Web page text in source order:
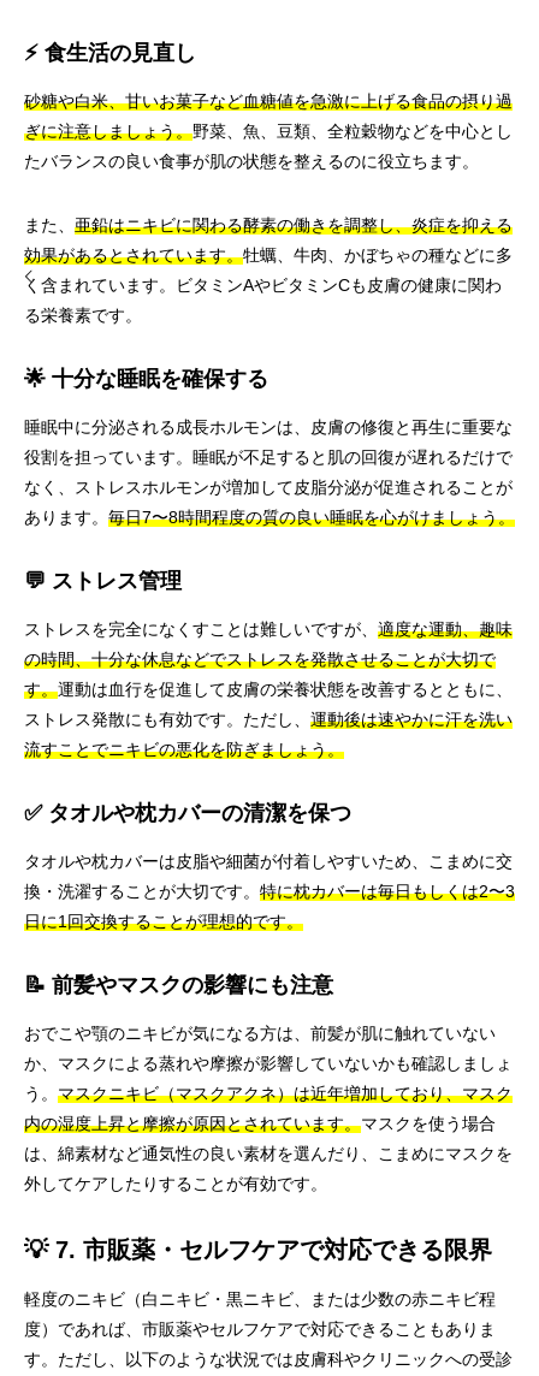
⚡ 食生活の見直し
砂糖や白米、甘いお菓子など血糖値を急激に上げる食品の摂り過
ぎに注意しましょう。野菜、魚、豆類、全粒穀物などを中心とし
たバランスの良い食事が肌の状態を整えるのに役立ちます。
また、 亜鉛はニキビに関わる酵素の働きを調整し、炎症を抑える
効果があるとされています。牡蠣、牛肉、かぼちゃの種などに多
く含まれています。ビタミンAやビタミンCも皮膚の健康に関わ
る栄養素です。
🌟 十分な睡眠を確保する
睡眠中に分泌される成長ホルモンは、皮膚の修復と再生に重要な
役割を担っています。睡眠が不足すると肌の回復が遅れるだけで
なく、ストレスホルモンが増加して皮脂分泌が促進されることが
あります。 毎日7〜8時間程度の質の良い睡眠を心がけましょう。
💬 ストレス管理
ストレスを完全になくすことは難しいですが、 適度な運動、趣味
の時間、十分な休息などでストレスを発散させることが大切で
す。運動は血行を促進して皮膚の栄養状態を改善するとともに、
ストレス発散にも有効です。ただし、 運動後は速やかに汗を洗い
流すことでニキビの悪化を防ぎましょう。
✅ タオルや枕カバーの清潔を保つ
タオルや枕カバーは皮脂や細菌が付着しやすいため、こまめに交
換・洗濯することが大切です。 特に枕カバーは毎日もしくは2〜3
日に1回交換することが理想的です。
📝 前髪やマスクの影響にも注意
おでこや顎のニキビが気になる方は、前髪が肌に触れていない
か、マスクによる蒸れや摩擦が影響していないかも確認しましょ
う。 マスクニキビ（マスクアクネ）は近年増加しており、マスク
内の湿度上昇と摩擦が原因とされています。マスクを使う場合
は、綿素材など通気性の良い素材を選んだり、こまめにマスクを
外してケアしたりすることが有効です。
💡 7. 市販薬・セルフケアで対応できる限界
軽度のニキビ（白ニキビ・黒ニキビ、または少数の赤ニキビ程
度）であれば、市販薬やセルフケアで対応できることもありま
す。ただし、以下のような状況では皮膚科やクリニックへの受診